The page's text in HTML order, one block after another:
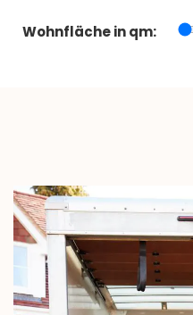
Wohnfläche in qm: